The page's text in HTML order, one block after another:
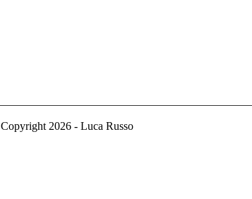
Copyright 2026 - Luca Russo